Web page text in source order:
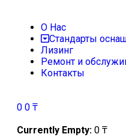
О Нас
Стандарты
Лизинг
Ремонт и
Контакты
0 0 ₸
Currently Empty: 0 ₸